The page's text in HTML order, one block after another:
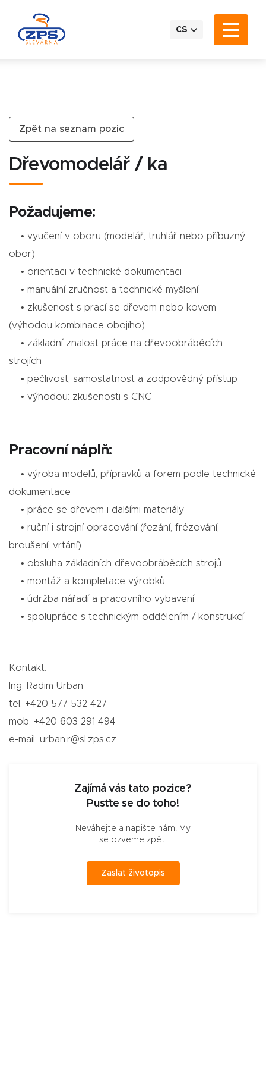
CS
Dřevomodelář / ka
Zpět na seznam pozic
Požadujeme:
• vyučení v oboru (modelář, truhlář nebo příbuzný
obor)
• orientaci v technické dokumentaci
• manuální zručnost a technické myšlení
• zkušenost s prací se dřevem nebo kovem
(výhodou kombinace obojího)
• základní znalost práce na dřevoobráběcích
strojích
• pečlivost, samostatnost a zodpovědný přístup
• výhodou: zkušenosti s CNC
Pracovní náplň:
• výroba modelů, přípravků a forem podle technické
dokumentace
• práce se dřevem i dalšími materiály
• ruční i strojní opracování (řezání, frézování,
broušení, vrtání)
• obsluha základních dřevoobráběcích strojů
• montáž a kompletace výrobků
• údržba nářadí a pracovního vybavení
• spolupráce s technickým oddělením / konstrukcí
Kontakt:
Ing. Radim Urban
tel. +420 577 532 427
mob. +420 603 291 494
e-mail: urban.r@sl.zps.cz
Zajímá vás tato pozice?
Pusťte se do toho!
Neváhejte a napište nám. My
se ozveme zpět.
Zaslat životopis